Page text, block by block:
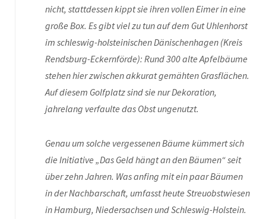
nicht, stattdessen kippt sie ihren vollen Eimer in eine
große Box. Es gibt viel zu tun auf dem Gut Uhlenhorst
im schleswig-holsteinischen Dänischenhagen (Kreis
Rendsburg-Eckernförde): Rund 300 alte Apfelbäume
stehen hier zwischen akkurat gemähten Grasflächen.
Auf diesem Golfplatz sind sie nur Dekoration,
jahrelang verfaulte das Obst ungenutzt.
Genau um solche vergessenen Bäume kümmert sich
die Initiative „Das Geld hängt an den Bäumen“ seit
über zehn Jahren. Was anfing mit ein paar Bäumen
in der Nachbarschaft, umfasst heute Streuobstwiesen
in Hamburg, Niedersachsen und Schleswig-Holstein.